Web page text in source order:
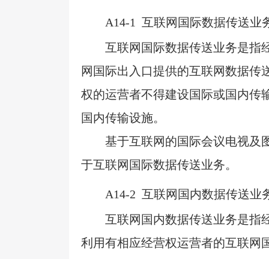
A14-1 互联网国际数据传送业
互联网国际数据传送业务是指
网国际出入口提供的互联网数据传
权的运营者不得建设国际或国内传
国内传输设施。
基于互联网的国际会议电视及
于互联网国际数据传送业务。
A14-2 互联网国内数据传送业
互联网国内数据传送业务是指
利用有相应经营权运营者的互联网